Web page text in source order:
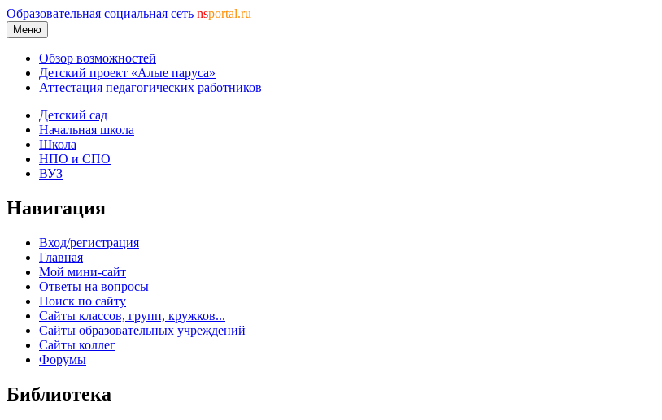
Образовательная социальная сеть nsportal.ru
Меню
Обзор возможностей
Детский проект «Алые паруса»
Аттестация педагогических работников
Детский сад
Начальная школа
Школа
НПО и СПО
ВУЗ
Навигация
Вход/регистрация
Главная
Мой мини-сайт
Ответы на вопросы
Поиск по сайту
Сайты классов, групп, кружков...
Сайты образовательных учреждений
Сайты коллег
Форумы
Библиотека